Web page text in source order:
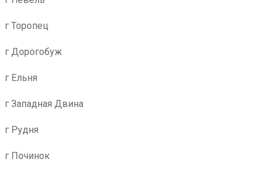
г Торопец
г Дорогобуж
г Ельня
г Западная Двина
г Рудня
г Починок